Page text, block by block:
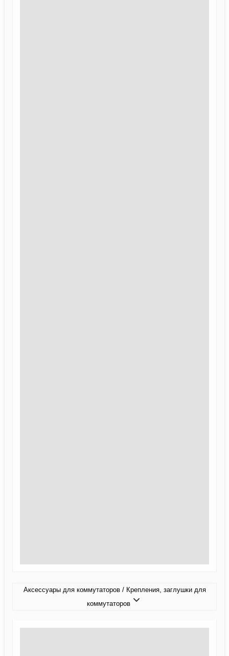
Аксессуары для коммутаторов / Крепления, заглушки для
коммутаторов